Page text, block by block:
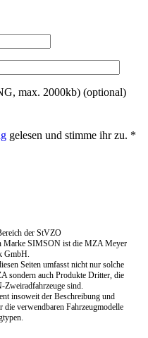
max. 2000kb) (optional)
gelesen und stimme ihr zu. *
der StVZO
Marke SIMSON ist die MZA Meyer
GmbH.
Seiten umfasst nicht nur solche
sondern auch Produkte Dritter, die
sind.
insoweit der Beschreibung und
verwendbaren Fahrzeugmodelle